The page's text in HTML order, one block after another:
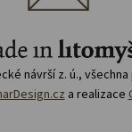
návrší z. ú.,
a realizace